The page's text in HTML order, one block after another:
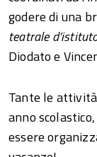
godere di una
teatrale
Diodato e
Tante le
anno
essere